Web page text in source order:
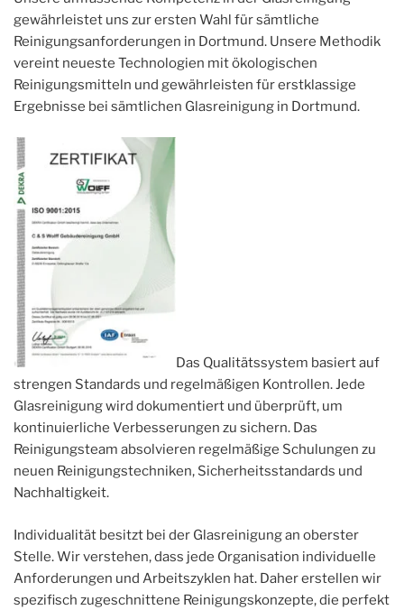
gewährleistet uns zur ersten Wahl für sämtliche
Reinigungsanforderungen in Dortmund. Unsere Methodik
vereint neueste Technologien mit ökologischen
Reinigungsmitteln und gewährleisten für erstklassige
Ergebnisse bei sämtlichen Glasreinigung in Dortmund.
Das Qualitätssystem basiert auf
strengen Standards und regelmäßigen Kontrollen. Jede
Glasreinigung wird dokumentiert und überprüft, um
kontinuierliche Verbesserungen zu sichern. Das
Reinigungsteam absolvieren regelmäßige Schulungen zu
neuen Reinigungstechniken, Sicherheitsstandards und
Nachhaltigkeit.
Individualität besitzt bei der Glasreinigung an oberster
Stelle. Wir verstehen, dass jede Organisation individuelle
Anforderungen und Arbeitszyklen hat. Daher erstellen wir
spezifisch zugeschnittene Reinigungskonzepte, die perfekt